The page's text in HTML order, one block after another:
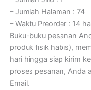
– Jumlah Halaman : 74
– Waktu Preorder : 14
Buku-buku pesanan
produk fisik habis),
hari hingga siap kirim
proses pesanan, Anda
Email.